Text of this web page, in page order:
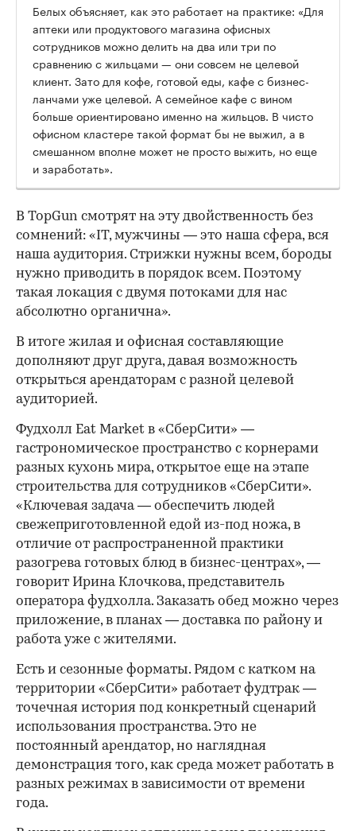
Белых объясняет, как это работает на практике: «Для
аптеки или продуктового магазина офисных
сотрудников можно делить на два или три по
сравнению с жильцами — они совсем не целевой
клиент. Зато для кофе, готовой еды, кафе с бизнес-
ланчами уже целевой. А семейное кафе с вином
больше ориентировано именно на жильцов. В чисто
офисном кластере такой формат бы не выжил, а в
смешанном вполне может не просто выжить, но еще
и заработать».
В TopGun смотрят на эту двойственность без
сомнений: «IT, мужчины — это наша сфера, вся
наша аудитория. Стрижки нужны всем, бороды
нужно приводить в порядок всем. Поэтому
такая локация с двумя потоками для нас
абсолютно органична».
В итоге жилая и офисная составляющие
дополняют друг друга, давая возможность
открыться арендаторам с разной целевой
аудиторией.
Фудхолл Eat Market в «СберСити» —
гастрономическое пространство с корнерами
разных кухонь мира, открытое еще на этапе
строительства для сотрудников «СберСити».
«Ключевая задача — обеспечить людей
свежеприготовленной едой из-под ножа, в
отличие от распространенной практики
разогрева готовых блюд в бизнес-центрах», —
говорит Ирина Клочкова, представитель
оператора фудхолла. Заказать обед можно через
приложение, в планах — доставка по району и
работа уже с жителями.
Есть и сезонные форматы. Рядом с катком на
территории «СберСити» работает фудтрак —
точечная история под конкретный сценарий
использования пространства. Это не
постоянный арендатор, но наглядная
демонстрация того, как среда может работать в
разных режимах в зависимости от времени
года.